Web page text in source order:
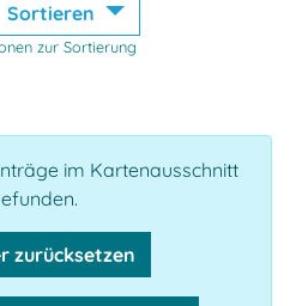
Sortieren
zur Sortierung
im Kartenausschnitt
zurücksetzen